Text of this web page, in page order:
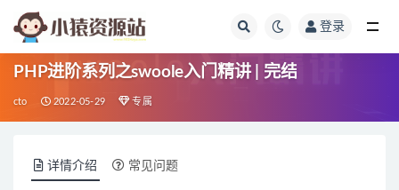
登录
PHP进阶系列之swoole入门精讲 | 完结
cto 2022-05-29 专属
详情介绍 常见问题